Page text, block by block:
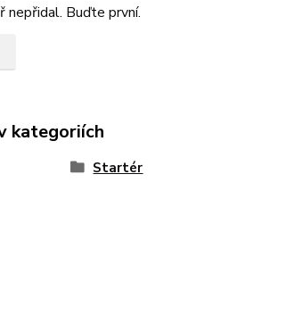
nepřidal. Buďte první.
kategoriích
Startér